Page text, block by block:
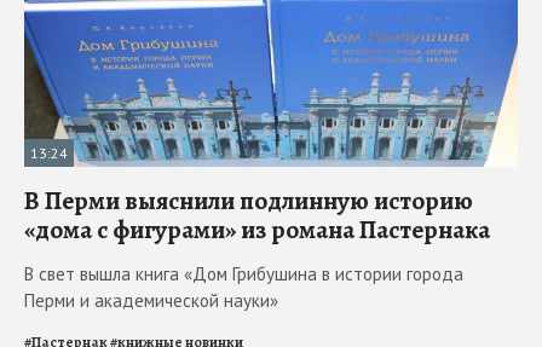
13:24
В Перми выяснили подлинную историю
«дома с фигурами» из романа Пастернака
В свет вышла книга «Дом Грибушина в истории города
Перми и академической науки»
#Пастернак#книжные новинки